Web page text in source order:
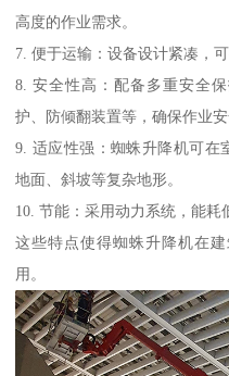
高度的作业需求。
7. 便于运输：设备设计紧凑，
8. 安全性高：配备多重安全
护、防倾翻装置等，确保作业安
9. 适应性强：蜘蛛升降机可在
地面、斜坡等复杂地形。
10. 节能：采用动力系统，能耗
这些特点使得蜘蛛升降机在
用。